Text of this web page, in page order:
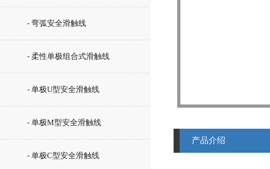
- 弯弧安全滑触线
- 柔性单极组合式滑触线
- 单极U型安全滑触线
- 单极M型安全滑触线
- 单极C型安全滑触线
产品介绍